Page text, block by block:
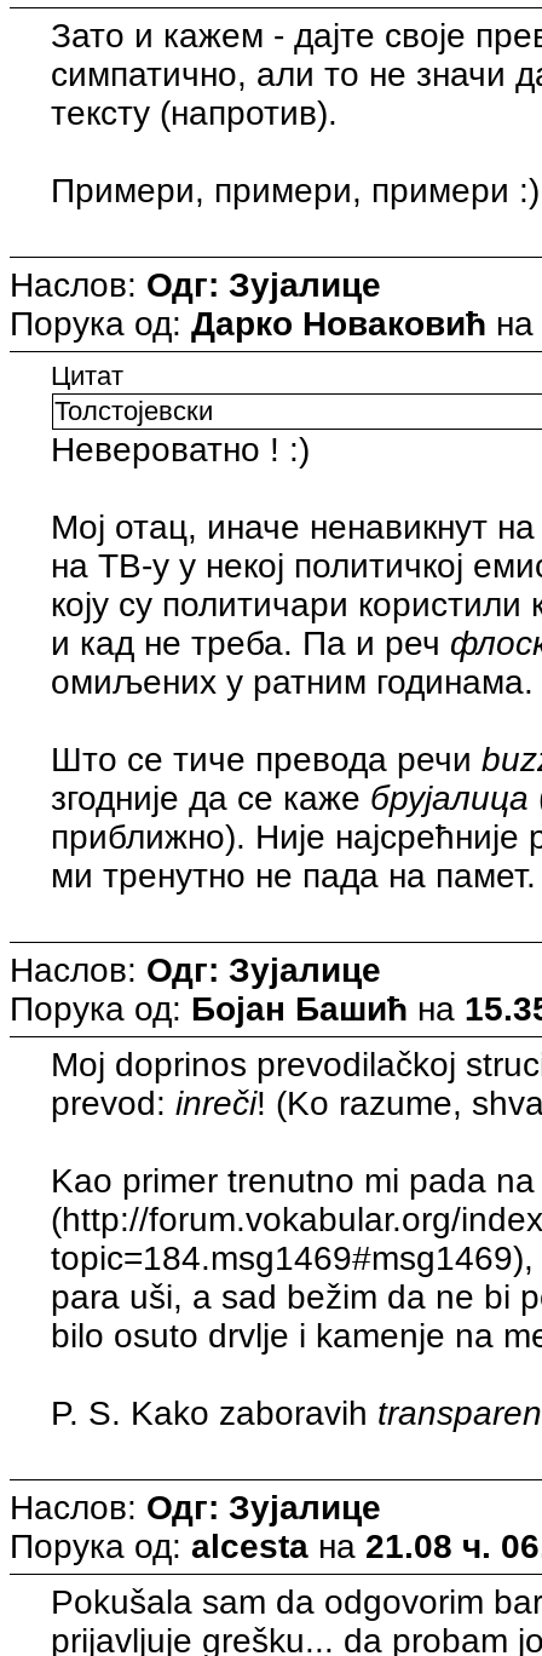
Зато и кажем - дајте своје
симпатично, али то не значи
тексту (напротив).
Примери, примери, примери :)
Наслов: Одг: Зујалице
Порука од: Дарко Новаковић на
Цитат
Толстојевски
Невероватно ! :)
Мој отац, иначе ненавикнут
на ТВ-у у некој политичкој
коју су политичари користили
и кад не треба. Па и реч
омиљених у ратним годинама.
Што се тиче превода речи
згодније да се каже брујалица
приближно). Није
ми тренутно не пада на памет.
Наслов: Одг: Зујалице
Порука од: Бојан Башић на
Moj doprinos prevodilačkoj
prevod:inreči! (Ko razume,
Kao primer trenutno mi pada
(http://forum.vokabular.org/
para uši, a sad bežim da ne bi
bilo osuto drvlje i kamenje na
P. S. Kako zaboravih
Наслов: Одг: Зујалице
Порука од: alcesta на 21.08 ч.
Pokušala sam da odgovorim
prijavljuje grešku... da probam